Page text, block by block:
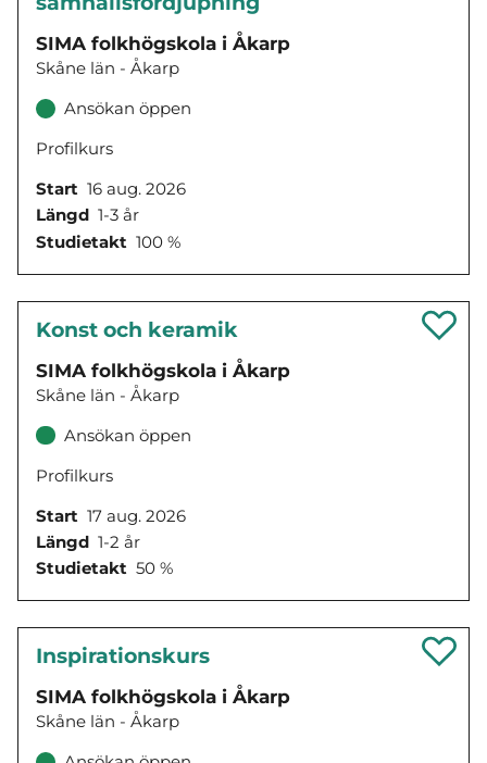
SIMA folkhögskola i Åkarp
Skåne län - Åkarp
Ansökan öppen
Profilkurs
Start 16 aug. 2026
Längd 1-3 år
Studietakt 100 %
Konst och keramik
SIMA folkhögskola i Åkarp
Skåne län - Åkarp
Ansökan öppen
Profilkurs
Start 17 aug. 2026
Längd 1-2 år
Studietakt 50 %
Inspirationskurs
SIMA folkhögskola i Åkarp
Skåne län - Åkarp